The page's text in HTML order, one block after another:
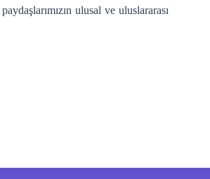
ulusal ve uluslararası